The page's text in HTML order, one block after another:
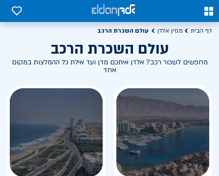
0
0
דף הבית מגזין אלדן עולם השכרת הרכב
עולם השכרת הרכב
מחפשים לשכור רכב? אלדן איתכם מדן ועד אילת כל ההמלצות במקום
אחד